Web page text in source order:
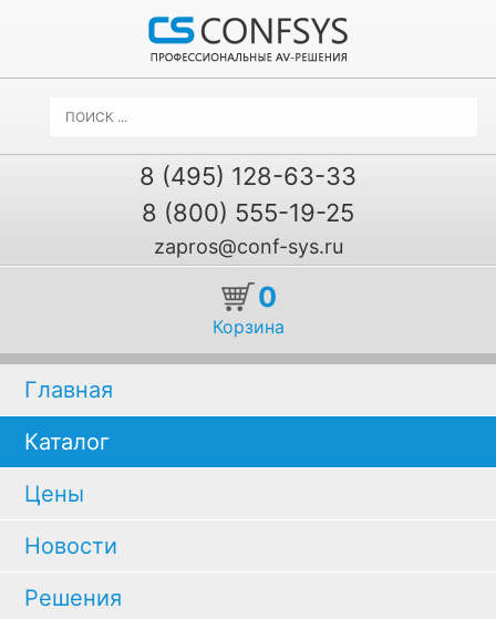
8 (495) 128-63-33
8 (800) 555-19-25
zapros@conf-sys.ru
0
Корзина
Главная
Каталог
Цены
Новости
Решения